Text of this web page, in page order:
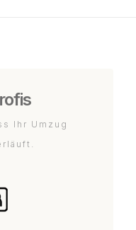
Ihr Umzug